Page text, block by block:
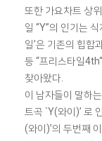
또한 가요차트 상
일 “Y”의 인기는
일’은 기존의 힙합
등 “프리스타일
찾아왔다.
이 남자들이 말하
트곡 `Y(와이)’ 로
(와이)’의 두번째